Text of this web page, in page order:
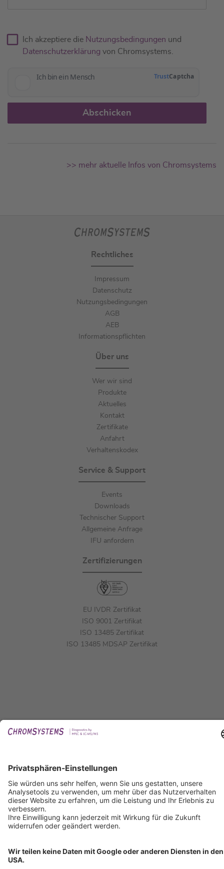
Ich akzeptiere die Nutzungsbedingungen und
Datenschutzerklärung von Chromsystems.
Abschicken
>> mehr aktuelle Infos von Chromsystems
Rechtliches
Impressum
Datenschutz
Nutzungsbedingungen
AGB
AEB
Informationspflichten
Über uns
Wer wir sind
Produkte
Aktuelles
Kontakt
Zertifikate
Anfahrt
Verhaltenskodex
Service & Support
Events
Downloads
Technischer Support
Allgemeine Anfrage
IFU anfordern
Zertifizierungen
EU IVDR Zertifikat
ISO 9001 Zertifikat
ISO 13485 Zertifikat
ISO 13485 MDSAP Zertifikat